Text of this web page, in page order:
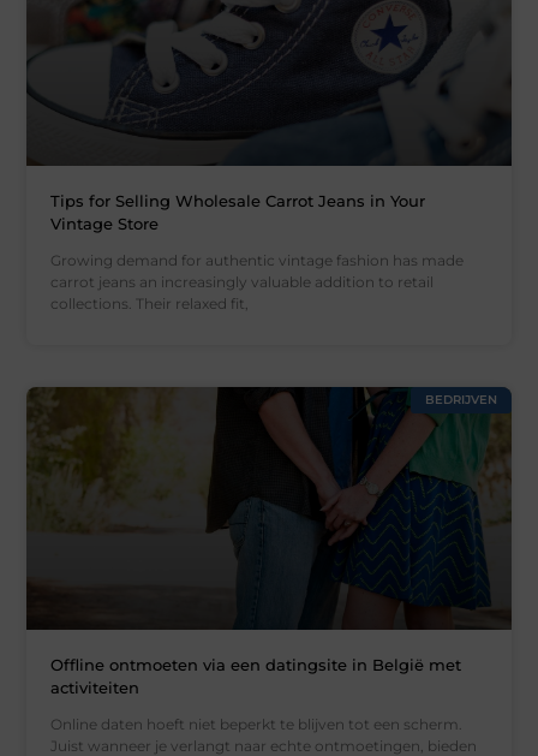
Tips for Selling Wholesale Carrot Jeans in Your
Vintage Store
Growing demand for authentic vintage fashion has made
carrot jeans an increasingly valuable addition to retail
collections. Their relaxed fit,
BEDRIJVEN
Offline ontmoeten via een datingsite in België met
activiteiten
Online daten hoeft niet beperkt te blijven tot een scherm.
Juist wanneer je verlangt naar echte ontmoetingen, bieden